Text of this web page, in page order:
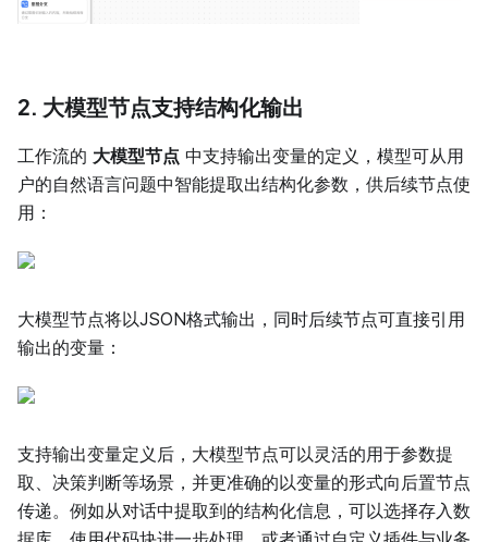
2. 大模型节点支持结构化输出
工作流的 大模型节点 中支持输出变量的定义，模型可从用
户的自然语言问题中智能提取出结构化参数，供后续节点使
用：
大模型节点将以JSON格式输出，同时后续节点可直接引用
输出的变量：
支持输出变量定义后，大模型节点可以灵活的用于参数提
取、决策判断等场景，并更准确的以变量的形式向后置节点
传递。例如从对话中提取到的结构化信息，可以选择存入数